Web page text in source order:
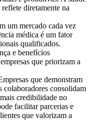
diretamente na
um mercado cada vez
médica é um fator
qualificados.
e benefícios
que priorizam a
que demonstram
colaboradores consolidam
credibilidade no
facilitar parcerias e
que valorizam a